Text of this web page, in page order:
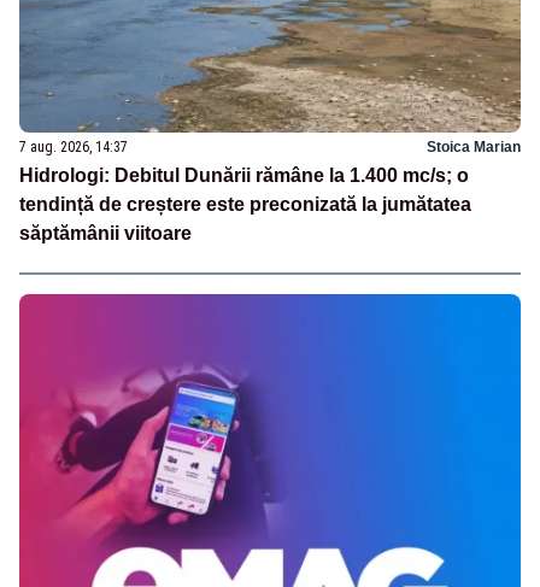
7 aug. 2026, 14:37 Stoica Marian
Hidrologi: Debitul Dunării rămâne la 1.400 mc/s; o
tendință de creștere este preconizată la jumătatea
săptămânii viitoare